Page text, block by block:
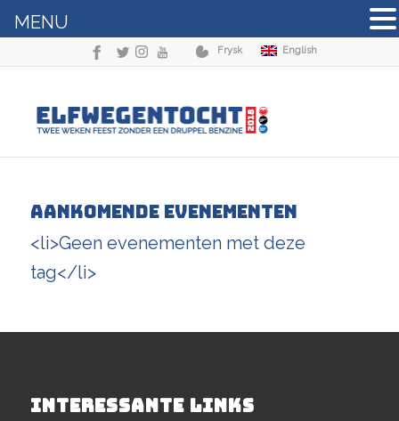
Frysk English
Aankomende Evenementen
<li>Geen evenementen met deze
tag</li>
INTERESSANTE LINKS
MENU